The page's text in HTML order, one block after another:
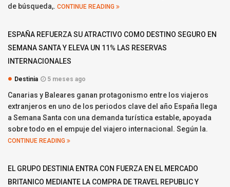
de búsqueda,. CONTINUE READING
ESPAÑA REFUERZA SU ATRACTIVO COMO DESTINO SEGURO EN
SEMANA SANTA Y ELEVA UN 11% LAS RESERVAS
INTERNACIONALES
Destinia 5 meses ago
Canarias y Baleares ganan protagonismo entre los viajeros
extranjeros en uno de los periodos clave del año España llega
a Semana Santa con una demanda turística estable, apoyada
sobre todo en el empuje del viajero internacional. Según la.
CONTINUE READING
EL GRUPO DESTINIA ENTRA CON FUERZA EN EL MERCADO
BRITANICO MEDIANTE LA COMPRA DE TRAVEL REPUBLIC Y